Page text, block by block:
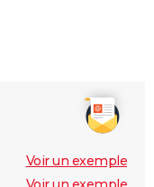
Voir un exemple